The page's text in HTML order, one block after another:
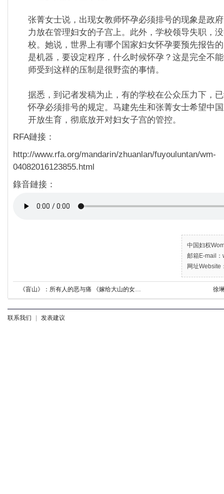
张菁女士说，出现女教师怀孕必须排号的现象是政
力放在管理妇女的子宫上。此外，学校领导失职，
校。她说，世界上有哪个国家妇女怀孕要预先报告
是机器，要设定程序，什么时候怀孕？这是完全不
师受到这样的压制是很野蛮的事情。
据悉，到记者发稿为止，有的学校在公众压力下，
怀孕必须排号的规定。马建先生和张菁女士希望中
开放生育，彻底放开对妇女子宫的管控。
RFA鏈接：
http://www.rfa.org/mandarin/zhuanlan/fuyouluntan/wm-
04082016123855.html
錄音鏈接：
中国妇权
邮箱E-mail
网址Website
《盲山》：所有人的恶与痛 《嫁给大山的女人》：无廉耻編造 徐
联系我们 发表建议